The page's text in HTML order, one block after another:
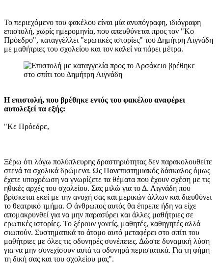
Το περιεχόμενο του φακέλου είναι μία ανυπόγραφη, ιδιόγραφη
επιστολή, χωρίς ημερομηνία, που απευθύνεται προς τον "Κο
Πρόεδρο", καταγγέλλει "ερωτικές ιστορίες" του Δημήτρη Λιγνάδη
με μαθήτριες του σχολείου και τον καλεί να πάρει μέτρα.
Η επιστολή, που βρέθηκε εντός του φακέλου αναφέρει
αυτολεξεί τα εξής:
"Κε Πρόεδρε,
Ξέρω ότι λόγω πολύπλευρης δραστηριότητας δεν παρακολουθείτε
στενά τα σχολικά δρώμενα. Ως Πανεπιστημιακός δάσκαλος όμως
έχετε υποχρέωση να γνωρίζετε τα θέματα που έχουν σχέση με τις
ηθικές αρχές του σχολείου. Σας μιλώ για το Δ. Λιγνάδη που
βρίσκεται εκεί με την ανοχή σας και μερικών άλλων και διευθύνει
το θεατρικό τμήμα. Ο άνθρωπος αυτός θα έπρεπε ήδη να είχε
απομακρυνθεί για να μην παρασύρει και άλλες μαθήτριες σε
ερωτικές ιστορίες. Το ξέρουν γονείς, μαθητές, καθηγητές αλλά
σιωπούν. Συστηματικά το άτομο αυτό μεταφέρει στο σπίτι του
μαθήτριες με όλες τις οδυνηρές συνέπειες. Δώστε δυναμική λύση
για να μην συνεχίσουν αυτά τα οδυνηρά περιστατικά. Για τη φήμη
τη δική σας και του σχολείου μας".